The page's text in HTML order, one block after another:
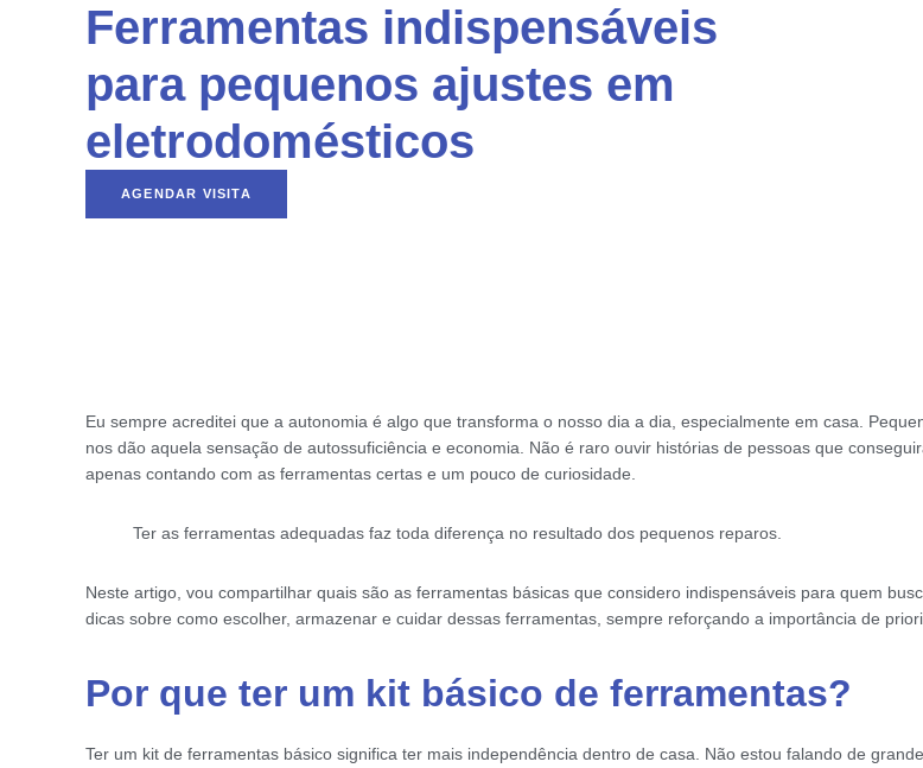
Ferramentas indispensáveis
para pequenos ajustes em
eletrodomésticos
AGENDAR VISITA
Eu sempre acreditei que a autonomia é algo que transforma o nosso dia a dia, especialmente em casa.
nos dão aquela sensação de autossuficiência e economia. Não é raro ouvir histórias de pessoas que
apenas contando com as ferramentas certas e um pouco de curiosidade.
Ter as ferramentas adequadas faz toda diferença no resultado dos pequenos reparos.
Neste artigo, vou compartilhar quais são as ferramentas básicas que considero indispensáveis para quem
dicas sobre como escolher, armazenar e cuidar dessas ferramentas, sempre reforçando a importância de
Por que ter um kit básico de ferramentas?
Ter um kit de ferramentas básico significa ter mais independência dentro de casa. Não estou falando de